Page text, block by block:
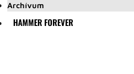
Archívum
HAMMER FOREVER